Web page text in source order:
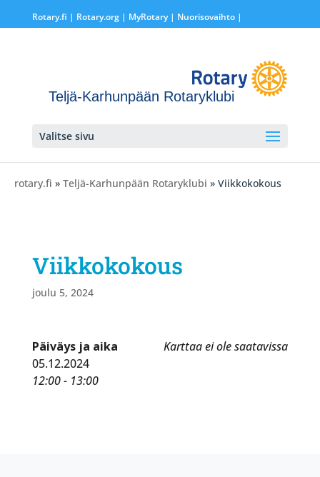
Rotary.fi | Rotary.org| MyRotary | Nuorisovaihto|
Teljä-Karhunpään Rotaryklubi
Valitse sivu
rotary.fi » Teljä-Karhunpään Rotaryklubi » Viikkokokous
Viikkokokous
joulu 5, 2024
Karttaa ei ole saatavissa
Päiväys ja aika
05.12.2024
12:00 - 13:00